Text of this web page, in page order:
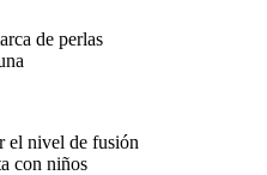
de perlas
el nivel de fusión
con niños